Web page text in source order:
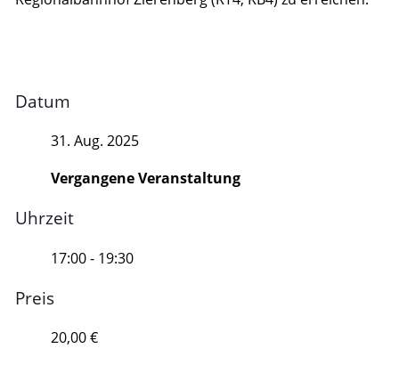
Datum
31. Aug. 2025
Vergangene Veranstaltung
Uhrzeit
17:00 - 19:30
Preis
20,00 €